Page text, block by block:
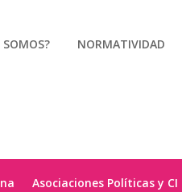
SOMOS? NORMATIVIDAD
Asociaciones Políticas y CI